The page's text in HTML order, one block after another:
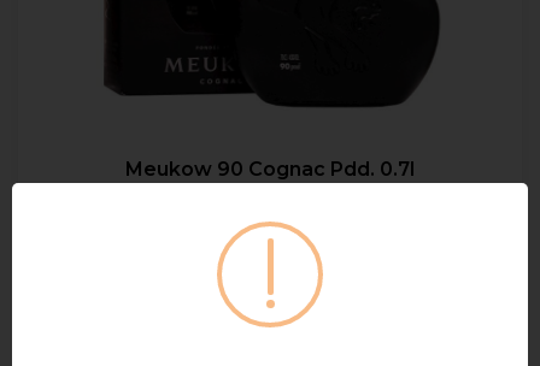
Meukow 90 Cognac Pdd. 0.7l
16 031 Ft
Bruttó ár